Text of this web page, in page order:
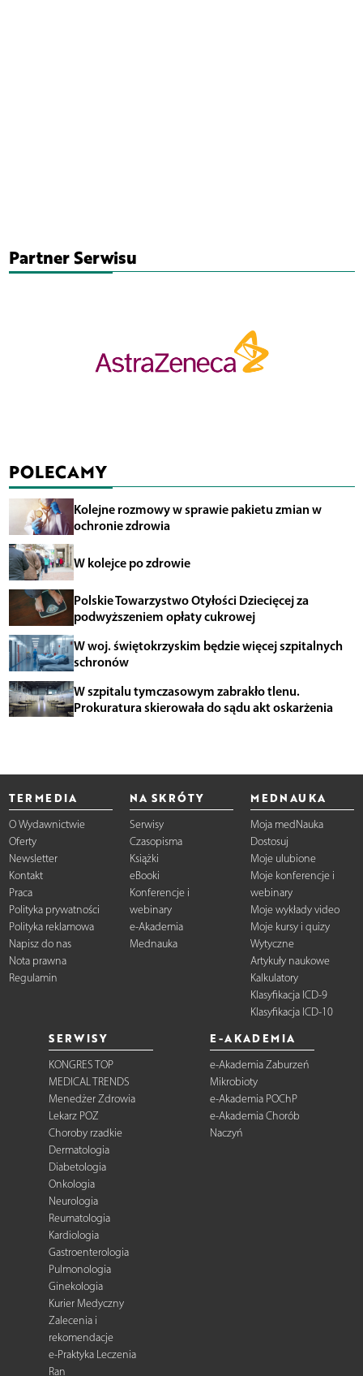
Partner Serwisu
POLECAMY
Kolejne rozmowy w sprawie pakietu zmian w
ochronie zdrowia
W kolejce po zdrowie
Polskie Towarzystwo Otyłości Dziecięcej za
podwyższeniem opłaty cukrowej
W woj. świętokrzyskim będzie więcej szpitalnych
schronów
W szpitalu tymczasowym zabrakło tlenu.
Prokuratura skierowała do sądu akt oskarżenia
TERMEDIA
O Wydawnictwie
Oferty
Newsletter
Kontakt
Praca
Polityka prywatności
Polityka reklamowa
Napisz do nas
Nota prawna
Regulamin
NA SKRÓTY
Serwisy
Czasopisma
Książki
eBooki
Konferencje i
webinary
e-Akademia
Mednauka
MEDNAUKA
Moja medNauka
Dostosuj
Moje ulubione
Moje konferencje i
webinary
Moje wykłady video
Moje kursy i quizy
Wytyczne
Artykuły naukowe
Kalkulatory
Klasyfikacja ICD-9
Klasyfikacja ICD-10
SERWISY
KONGRES TOP
MEDICAL TRENDS
Menedżer Zdrowia
Lekarz POZ
Choroby rzadkie
Dermatologia
Diabetologia
Onkologia
Neurologia
Reumatologia
Kardiologia
Gastroenterologia
Pulmonologia
Ginekologia
Kurier Medyczny
Zalecenia i
rekomendacje
e-Praktyka Leczenia
Ran
E-AKADEMIA
e-Akademia Zaburzeń
Mikrobioty
e-Akademia POChP
e-Akademia Chorób
Naczyń